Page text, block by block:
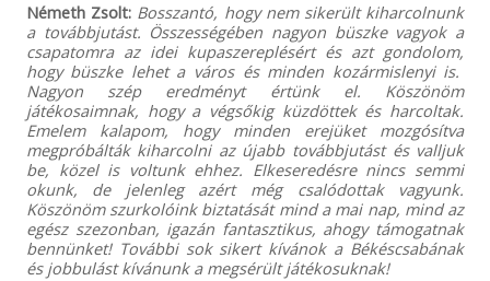
Németh Zsolt: Bosszantó, hogy nem sikerült kiharcolnunk
a továbbjutást. Összességében nagyon büszke vagyok a
csapatomra az idei kupaszereplésért és azt gondolom,
hogy büszke lehet a város és minden kozármislenyi is.
Nagyon szép eredményt értünk el. Köszönöm
játékosaimnak, hogy a végsőkig küzdöttek és harcoltak.
Emelem kalapom, hogy minden erejüket mozgósítva
megpróbálták kiharcolni az újabb továbbjutást és valljuk
be, közel is voltunk ehhez. Elkeseredésre nincs semmi
okunk, de jelenleg azért még csalódottak vagyunk.
Köszönöm szurkolóink biztatását mind a mai nap, mind az
egész szezonban, igazán fantasztikus, ahogy támogatnak
bennünket! További sok sikert kívánok a Békéscsabának
és jobbulást kívánunk a megsérült játékosuknak!